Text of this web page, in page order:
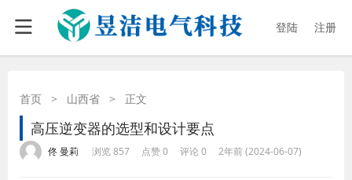
登陆 注册
首页 > 山西省 > 正文
高压逆变器的选型和设计要点
佟 曼莉 浏览 857 点赞 0 评论 0 2年前 (2024-06-07)